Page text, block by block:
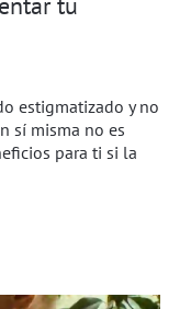
estigmatizado y no
sí misma no es
para ti si la